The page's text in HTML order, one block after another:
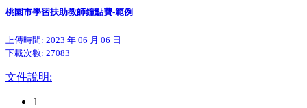
桃園市學習扶助教師鐘點費-範例
上傳時間: 2023 年 06 月 06 日
下載次數: 27083
文件說明:
1